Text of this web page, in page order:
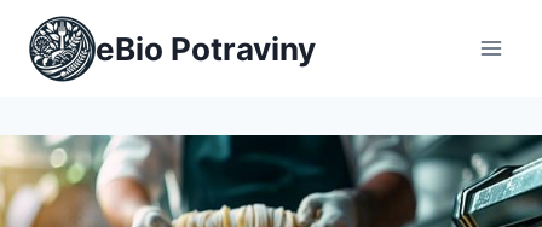
Přeskočit
obsah
eBio Potraviny